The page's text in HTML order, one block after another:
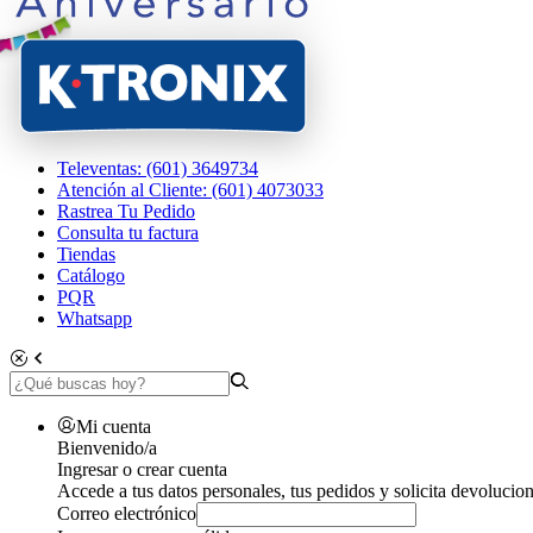
Televentas: (601) 3649734
Atención al Cliente: (601) 4073033
Rastrea Tu Pedido
Consulta tu factura
Tiendas
Catálogo
PQR
Whatsapp
Mi cuenta
Bienvenido/a
Ingresar o crear cuenta
Accede a tus datos personales, tus pedidos y solicita
Correo electrónico